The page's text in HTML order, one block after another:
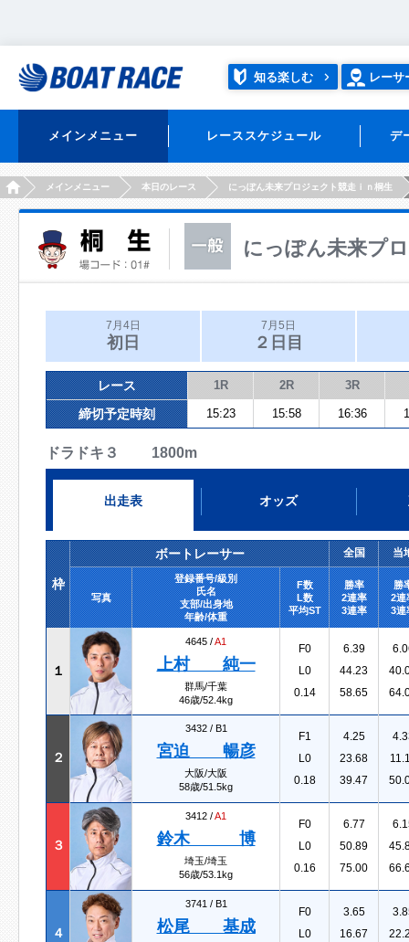
知る楽しむ レーサ
メインメニュー レーススケジュール デ
HOMEメインメニュー 本日のレース にっぽん未来プロジェクト競走ｉｎ桐生
にっぽん未来プ
7月4日
初日
7月5日
２日目
レース 1R 2R 3R
締切予定時刻 15:23 15:58 16:36
ドラドキ３ 1800m
出走表 オッズ
枠
ボートレーサー 全国 当
写真
登録番号/級別
氏名
支部/出身地
年齢/体重
F数
L数
平均ST
勝率
2連率
3連率
勝
2連
3連
１
4645 /A1
上村 純一
群馬/千葉
46歳/52.4kg
F0
L0
0.14
6.39
44.23
58.65
２
3432 / B1
宮迫 暢彦
大阪/大阪
58歳/51.5kg
F1
L0
0.18
4.25
23.68
39.47
３
3412 /A1
鈴木 博
埼玉/埼玉
56歳/53.1kg
F0
L0
0.16
6.77
50.89
75.00
４
3741 / B1
松尾 基成
F0
L0
3.65
16.67